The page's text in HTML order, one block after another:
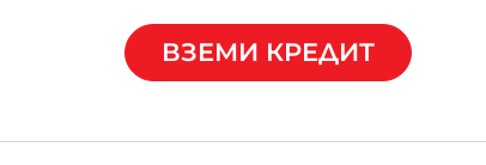
ВЗЕМИ КРЕДИТ